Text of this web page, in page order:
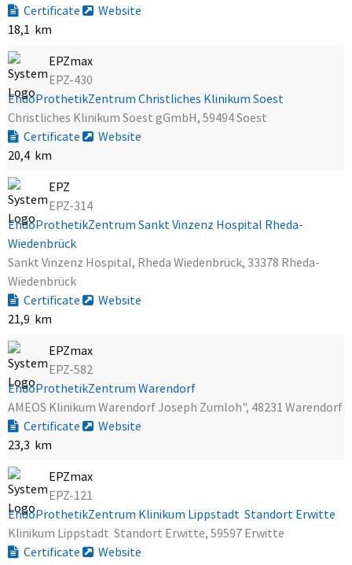
Certificate
Website
18,1 km
EPZmax
EPZ-430
EndoProthetikZentrum Christliches Klinikum Soest
Christliches Klinikum Soest gGmbH, 59494 Soest
Certificate
Website
20,4 km
EPZ
EPZ-314
EndoProthetikZentrum Sankt Vinzenz Hospital Rheda-
Wiedenbrück
Sankt Vinzenz Hospital, Rheda Wiedenbrück, 33378 Rheda-
Wiedenbrück
Certificate
Website
21,9 km
EPZmax
EPZ-582
EndoProthetikZentrum Warendorf
AMEOS Klinikum Warendorf Joseph Zumloh", 48231 Warendorf
Certificate
Website
23,3 km
EPZmax
EPZ-121
EndoProthetikZentrum Klinikum Lippstadt  Standort Erwitte
Klinikum Lippstadt  Standort Erwitte, 59597 Erwitte
Certificate
Website